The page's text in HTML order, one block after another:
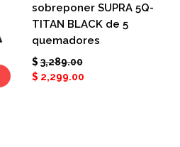
sobreponer SUPRA 5Q-
TITAN BLACK de 5
quemadores
$ 3,289.00
$ 2,299.00